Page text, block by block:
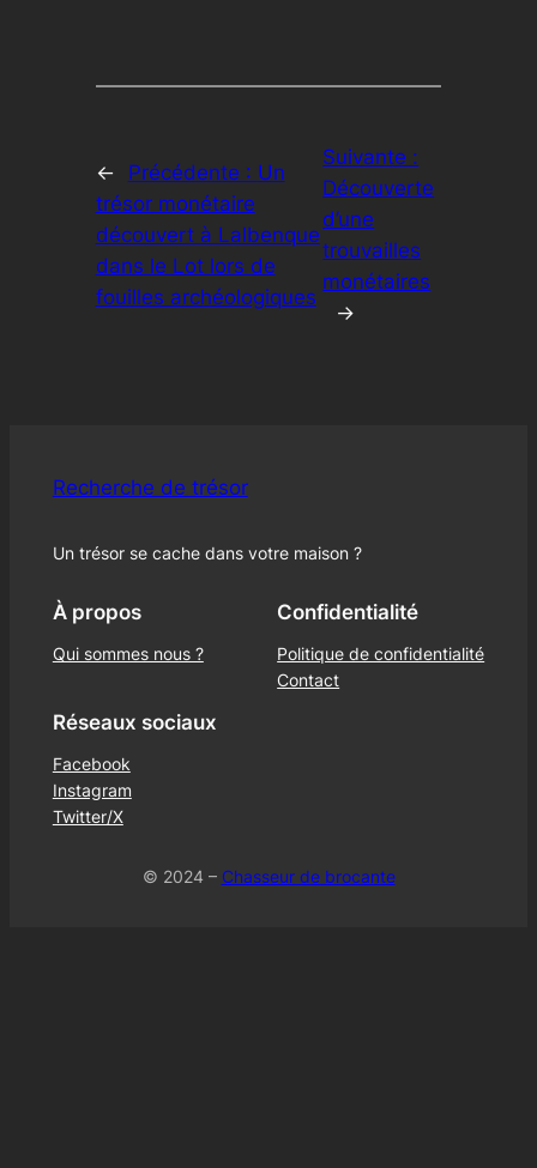
← Précédente : Un
trésor monétaire
découvert à Lalbenque
dans le Lot lors de
fouilles archéologiques
Suivante :
Découverte
d’une
trouvailles
monétaires
→
Recherche de trésor
Un trésor se cache dans votre maison ?
À propos
Qui sommes nous ?
Confidentialité
Politique de confidentialité
Contact
Réseaux sociaux
Facebook
Instagram
Twitter/X
© 2024 – Chasseur de brocante